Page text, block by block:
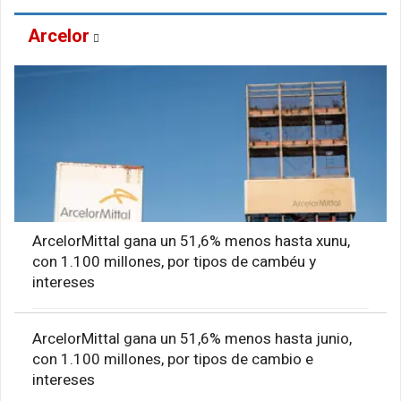
Arcelor
ArcelorMittal gana un 51,6% menos hasta xunu,
con 1.100 millones, por tipos de cambéu y
intereses
ArcelorMittal gana un 51,6% menos hasta junio,
con 1.100 millones, por tipos de cambio e
intereses